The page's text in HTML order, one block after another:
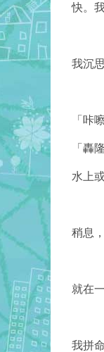
快。
我沉
「咔
「轟
水上
稍息
就在
我拼